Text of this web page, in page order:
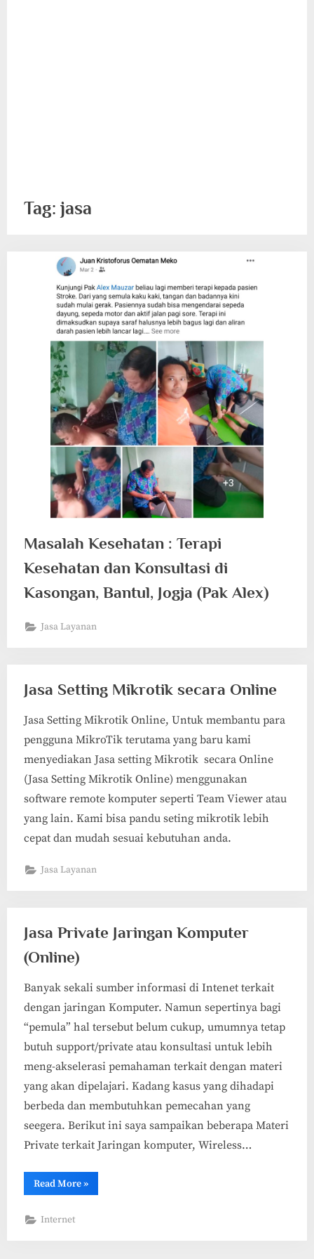
Tag: jasa
Masalah Kesehatan : Terapi
Kesehatan dan Konsultasi di
Kasongan, Bantul, Jogja (Pak Alex)
Jasa Layanan
Jasa Setting Mikrotik secara Online
Jasa Setting Mikrotik Online, Untuk membantu para
pengguna MikroTik terutama yang baru kami
menyediakan Jasa setting Mikrotik secara Online
(Jasa Setting Mikrotik Online) menggunakan
software remote komputer seperti Team Viewer atau
yang lain. Kami bisa pandu seting mikrotik lebih
cepat dan mudah sesuai kebutuhan anda.
Jasa Layanan
Jasa Private Jaringan Komputer
(Online)
Banyak sekali sumber informasi di Intenet terkait
dengan jaringan Komputer. Namun sepertinya bagi
“pemula” hal tersebut belum cukup, umumnya tetap
butuh support/private atau konsultasi untuk lebih
meng-akselerasi pemahaman terkait dengan materi
yang akan dipelajari. Kadang kasus yang dihadapi
berbeda dan membutuhkan pemecahan yang
seegera. Berikut ini saya sampaikan beberapa Materi
Private terkait Jaringan komputer, Wireless…
Read More“Jasa
Private
»
Internet